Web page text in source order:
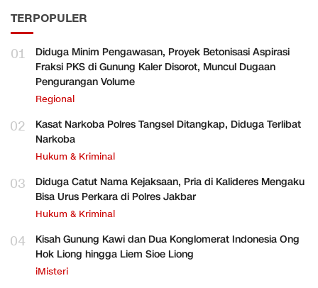
TERPOPULER
01
Diduga Minim Pengawasan, Proyek Betonisasi Aspirasi
Fraksi PKS di Gunung Kaler Disorot, Muncul Dugaan
Pengurangan Volume
Regional
02
Kasat Narkoba Polres Tangsel Ditangkap, Diduga Terlibat
Narkoba
Hukum & Kriminal
03
Diduga Catut Nama Kejaksaan, Pria di Kalideres Mengaku
Bisa Urus Perkara di Polres Jakbar
Hukum & Kriminal
04
Kisah Gunung Kawi dan Dua Konglomerat Indonesia Ong
Hok Liong hingga Liem Sioe Liong
iMisteri